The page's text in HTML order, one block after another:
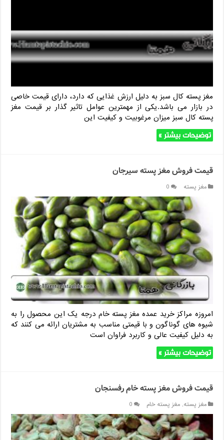
مغز پسته کال سبز به دلیل ارزش غذایی که دارد، دارای قیمت خاصی
در بازار می باشد.یکی از مهمترین عوامل تاثیر گذار بر قیمت مغز
پسته کال سبز میزان مرغوبیت و کیفیت این
توضیحات بیشتر »
قیمت فروش مغز پسته سیرجان
مغز پسته 0
امروزه مراکز خرید عمده مغز پسته خام درجه یک این محصول را به
شیوه های گوناگون و با قیمتی مناسب به مشتریان ارائه می کنند که
به دلیل کیفیت عالی و کاربرد فراوان است
توضیحات بیشتر »
قیمت فروش مغز پسته خام رفسنجان
مغز پسته,مغز پسته خام 0